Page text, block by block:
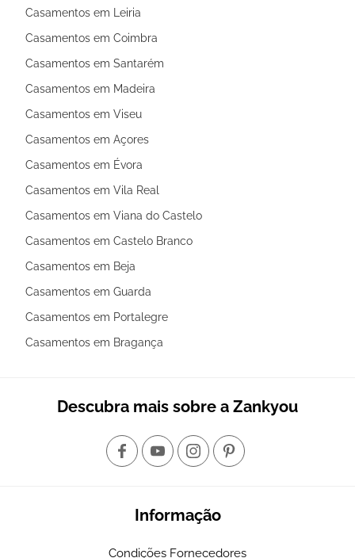
Casamentos em Leiria
Casamentos em Coimbra
Casamentos em Santarém
Casamentos em Madeira
Casamentos em Viseu
Casamentos em Açores
Casamentos em Évora
Casamentos em Vila Real
Casamentos em Viana do Castelo
Casamentos em Castelo Branco
Casamentos em Beja
Casamentos em Guarda
Casamentos em Portalegre
Casamentos em Bragança
Descubra mais sobre a Zankyou
Informação
Condições Fornecedores